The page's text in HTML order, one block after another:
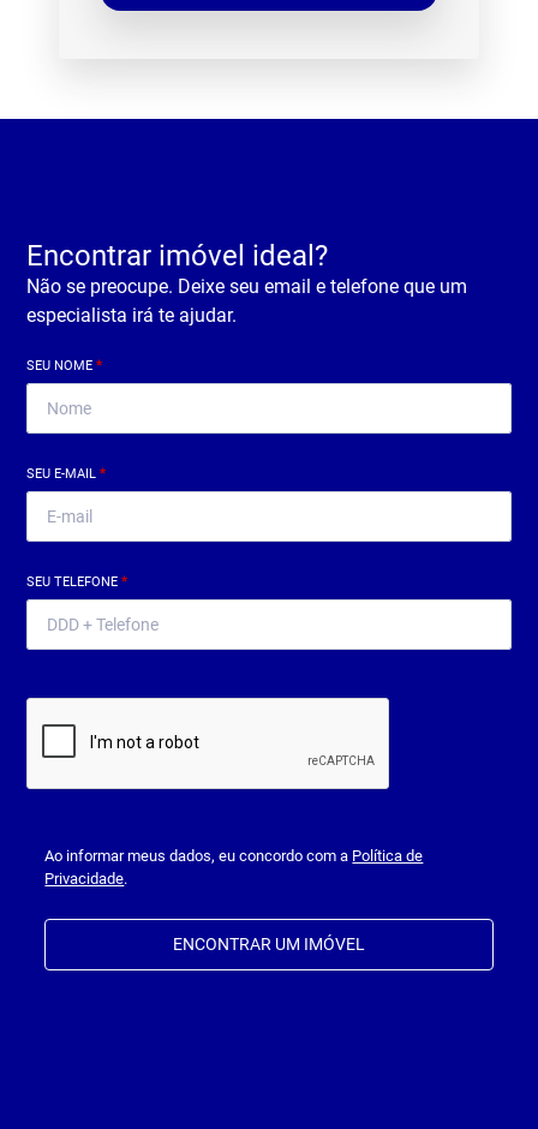
Encontrar imóvel ideal?
Não se preocupe. Deixe seu email e telefone que um
especialista irá te ajudar.
SEU NOME*
SEU E-MAIL*
SEU TELEFONE*
Ao informar meus dados, eu concordo com a Política de
Privacidade.
ENCONTRAR UM IMÓVEL